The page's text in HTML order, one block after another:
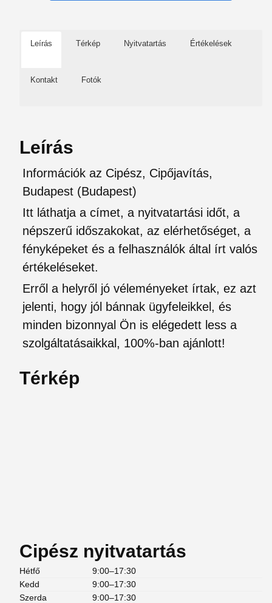
Leírás Térkép Nyitvatartás Értékelések
Kontakt Fotók
Leírás
Információk az Cipész, Cipőjavítás,
Budapest (Budapest)
Itt láthatja a címet, a nyitvatartási időt, a
népszerű időszakokat, az elérhetőséget, a
fényképeket és a felhasználók által írt valós
értékeléseket.
Erről a helyről jó véleményeket írtak, ez azt
jelenti, hogy jól bánnak ügyfeleikkel, és
minden bizonnyal Ön is elégedett less a
szolgáltatásaikkal, 100%-ban ajánlott!
Térkép
Cipész nyitvatartás
Hétfő
9:00–17:30
Kedd
9:00–17:30
Szerda
9:00–17:30